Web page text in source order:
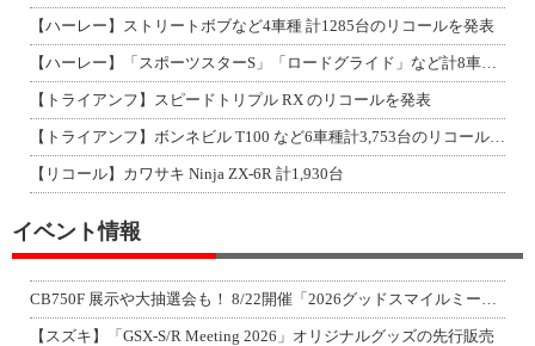
【ハーレー】ストリートボブなど4車種 計1285台のリコールを発表
【ハーレー】「スポーツスターS」「ロードグライド」など計8車種のリコールを発表
【トライアンフ】スピードトリプル RX のリコールを発表
【トライアンフ】ボンネビル T100 など6車種計3,753台のリコールを発表
【リコール】カワサキ Ninja ZX-6R 計1,930台
イベント情報
CB750F 展示や大抽選会も！ 8/22開催「2026グッドスマイルミーティン
【スズキ】「GSX-S/R Meeting 2026」オリジナルグッズの先行販売